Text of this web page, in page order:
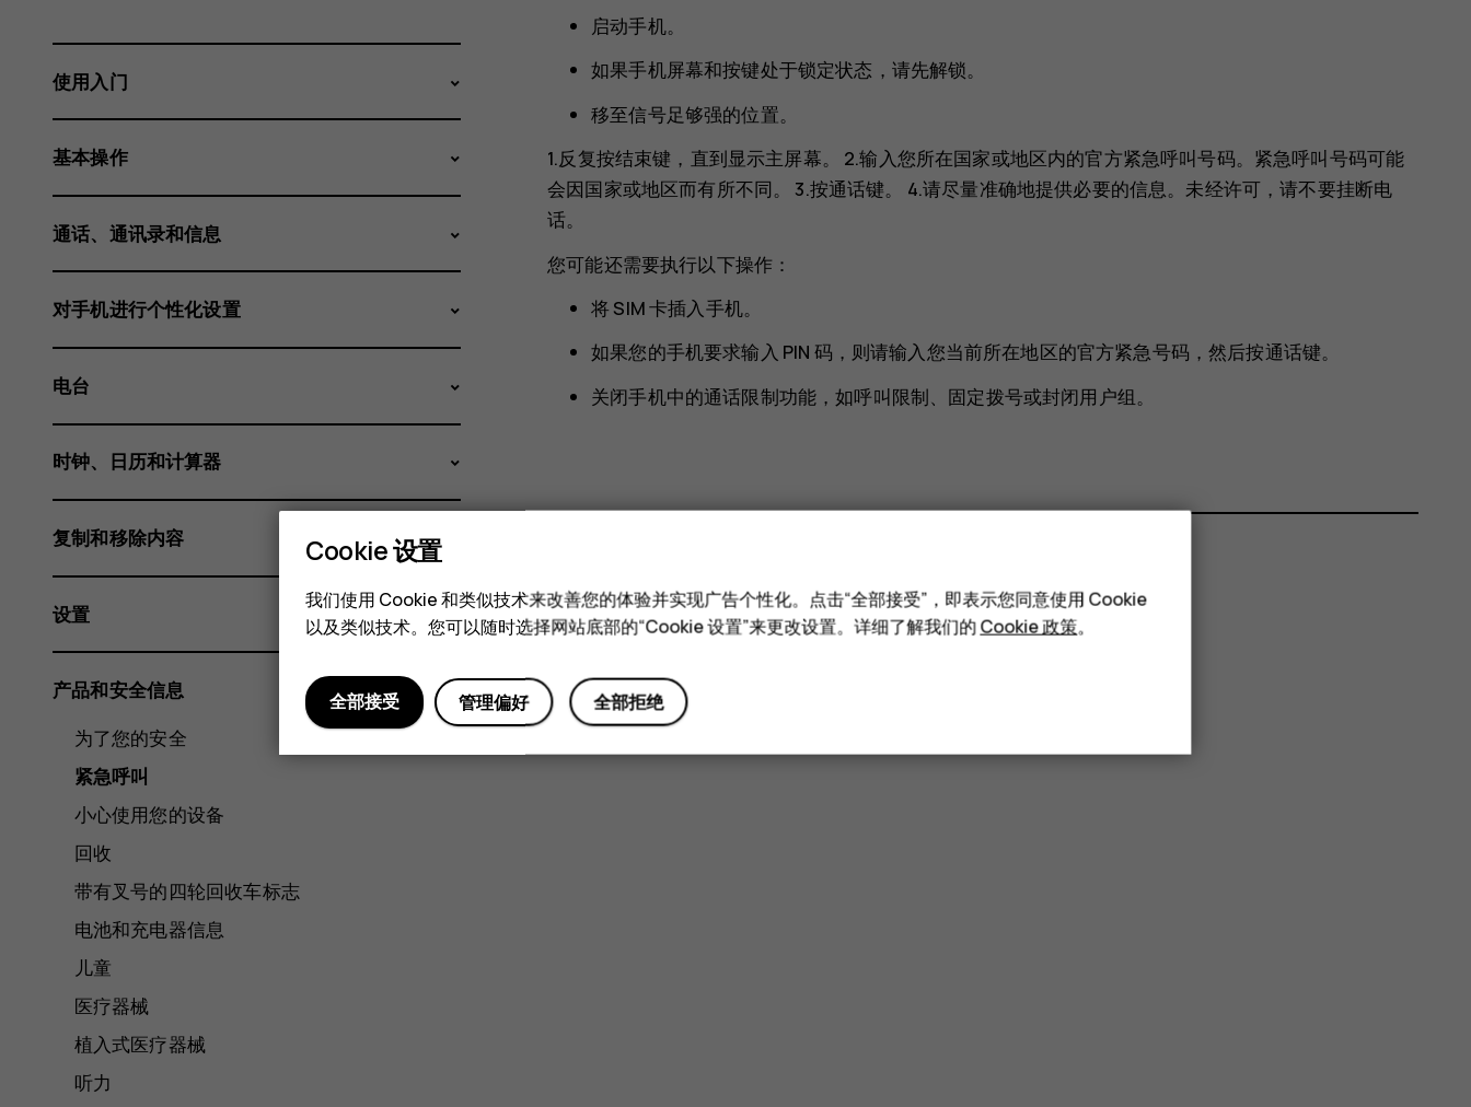
启动手机。
如果手机屏幕和按键处于锁定状态，请先解锁。
移至信号足够强的位置。
1.反复按结束键，直到显示主屏幕。 2.输入您所在国家或地区内的官方紧急呼叫号码。紧急呼叫号码可能
会因国家或地区而有所不同。 3.按通话键。 4.请尽量准确地提供必要的信息。未经许可，请不要挂断电
话。
您可能还需要执行以下操作：
将 SIM 卡插入手机。
如果您的手机要求输入 PIN 码，则请输入您当前所在地区的官方紧急号码，然后按通话键。
关闭手机中的通话限制功能，如呼叫限制、固定拨号或封闭用户组。
此信息对您是否有帮助？
使用入门
基本操作
通话、通讯录和信息
对手机进行个性化设置
电台
时钟、日历和计算器
复制和移除内容
设置
产品和安全信息
为了您的安全
紧急呼叫
小心使用您的设备
回收
带有叉号的四轮回收车标志
电池和充电器信息
儿童
医疗器械
植入式医疗器械
听力
Cookie 设置
我们使用 Cookie 和类似技术来改善您的体验并实现广告个性化。点击“全部接受”，即表示您同意使用 Cookie
以及类似技术。您可以随时选择网站底部的“Cookie 设置”来更改设置。详细了解我们的Cookie 政策。
全部拒绝
管理偏好
全部接受